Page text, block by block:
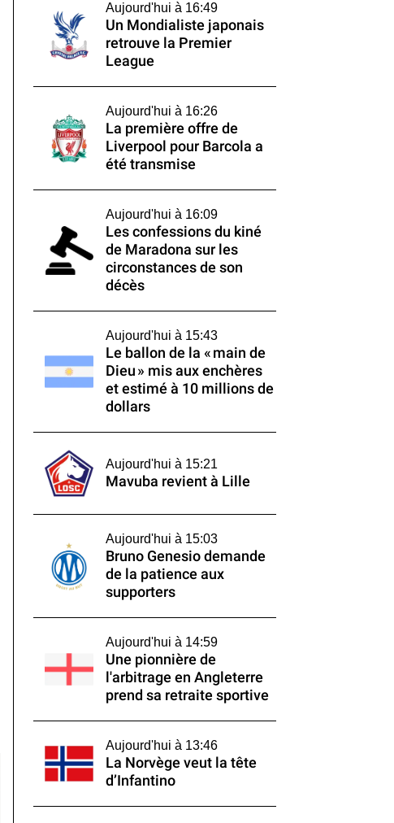
Aujourd'hui à 16:49
Un Mondialiste japonais
retrouve la Premier
League
Aujourd'hui à 16:26
La première offre de
Liverpool pour Barcola a
été transmise
Aujourd'hui à 16:09
Les confessions du kiné
de Maradona sur les
circonstances de son
décès
Aujourd'hui à 15:43
Le ballon de la « main de
Dieu » mis aux enchères
et estimé à 10 millions de
dollars
Aujourd'hui à 15:21
Mavuba revient à Lille
Aujourd'hui à 15:03
Bruno Genesio demande
de la patience aux
supporters
Aujourd'hui à 14:59
Une pionnière de
l'arbitrage en Angleterre
prend sa retraite sportive
Aujourd'hui à 13:46
La Norvège veut la tête
d’Infantino